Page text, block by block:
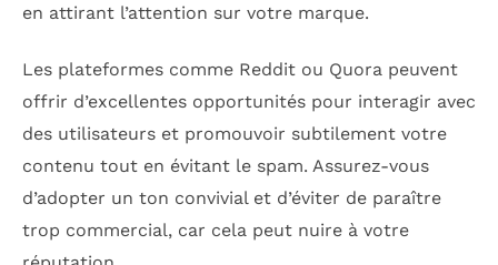
en attirant l’attention sur votre marque.
Les plateformes comme Reddit ou Quora peuvent
offrir d’excellentes opportunités pour interagir avec
des utilisateurs et promouvoir subtilement votre
contenu tout en évitant le spam. Assurez-vous
d’adopter un ton convivial et d’éviter de paraître
trop commercial, car cela peut nuire à votre